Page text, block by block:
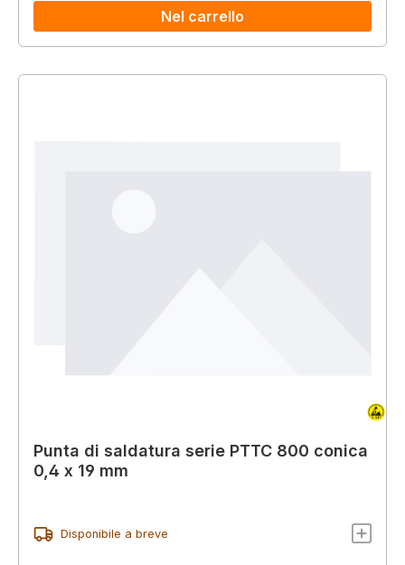
Nel carrello
Punta di saldatura serie PTTC 800 conica
0,4 x 19 mm
Disponibile a breve